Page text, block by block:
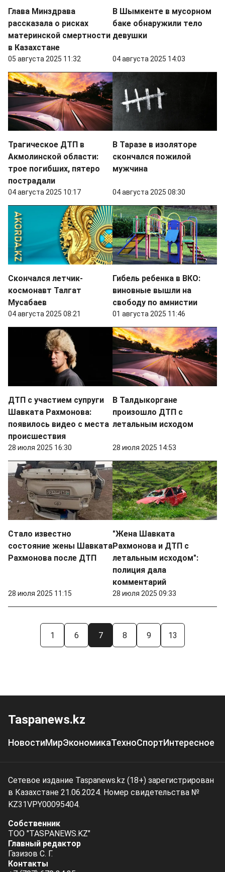
Глава Минздрава
рассказала о рисках
материнской смертности
в Казахстане
05 августа 2025 11:32
В Шымкенте в мусорном
баке обнаружили тело
девушки
04 августа 2025 14:03
Трагическое ДТП в
Акмолинской области:
трое погибших, пятеро
пострадали
04 августа 2025 10:17
В Таразе в изоляторе
скончался пожилой
мужчина
04 августа 2025 08:30
Скончался летчик-
космонавт Талгат
Мусабаев
04 августа 2025 08:21
Гибель ребенка в ВКО:
виновные вышли на
свободу по амнистии
01 августа 2025 11:46
ДТП с участием супруги
Шавката Рахмонова:
появилось видео с места
происшествия
28 июля 2025 16:30
В Талдыкоргане
произошло ДТП с
летальным исходом
28 июля 2025 14:53
Стало известно
состояние жены Шавката
Рахмонова после ДТП
28 июля 2025 11:15
"Жена Шавката
Рахмонова и ДТП с
летальным исходом":
полиция дала
комментарий
28 июля 2025 09:33
1 6 7 8 9 13
Taspanews.kz
НовостиМирЭкономикаТехноСпортИнтересное
Сетевое издание Taspanews.kz (18+) зарегистрирован
в Казахстане 21.06.2024. Номер свидетельства №
KZ31VPY00095404.
Собственник
ТОО "TASPANEWS.KZ"
Главный редактор
Газизов С. Г.
Контакты